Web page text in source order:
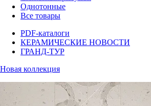
Однотонные
Все товары
PDF-каталоги
КЕРАМИЧЕСКИЕ НОВОСТИ
ГРАНД-ТУР
Новая коллекция